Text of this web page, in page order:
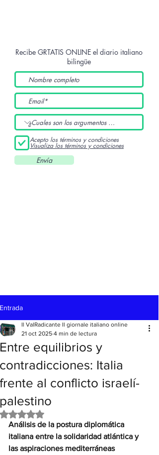
Recibe GRTATIS ONLINE el diario italiano
bilingüe
Acepto los términos y condiciones
Visualiza los términos y condiciones
Envía
Entrada
Entre equilibrios y
contradicciones: Italia
frente al conflicto israelí-
palestino
Il ValRadicante Il giornale italiano online
21 oct 2025 4 min de lectura
Obtuvo NaN de 5 estrellas.
Análisis de la postura diplomática
italiana entre la solidaridad atlántica y
las aspiraciones mediterráneas